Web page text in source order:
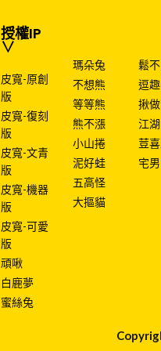
授權IP
∨
皮寬-原創
版
皮寬-復刻
版
皮寬-文青
版
皮寬-機器
版
皮寬-可愛
版
頑啾
白鹿夢
蜜絲兔
瑪朵兔
不想熊
等等熊
熊不漲
小山捲
泥好蛙
五高怪
大摳貓
鬆
逗
揪
江
荳
宅